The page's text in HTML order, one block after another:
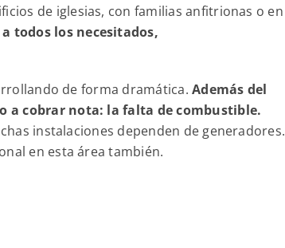
de iglesias, con familias anfitrionas o en
todos los necesitados,
de forma dramática.Además del
a cobrar nota: la falta de combustible.
instalaciones dependen de generadores.
en esta área también.